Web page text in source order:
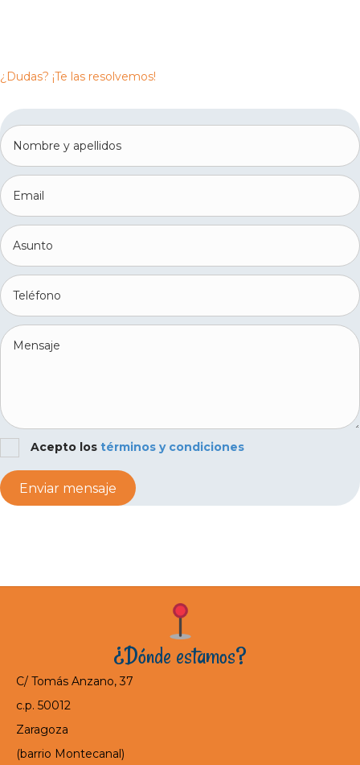
¿Dudas? ¡Te las resolvemos!
Acepto los términos y condiciones
Enviar mensaje
¿Dónde estamos?
C/ Tomás Anzano, 37
c.p. 50012
Zaragoza
(barrio Montecanal)